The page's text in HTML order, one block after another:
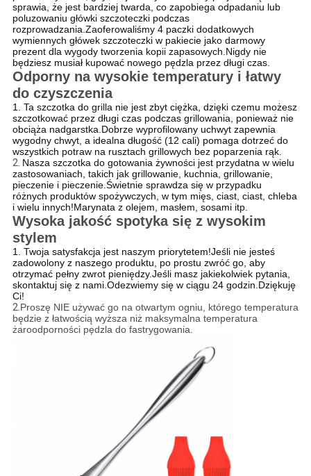
sprawia, że ​​jest bardziej twarda, co zapobiega odpadaniu lub
poluzowaniu główki szczoteczki podczas
rozprowadzania.Zaoferowaliśmy 4 paczki dodatkowych
wymiennych główek szczoteczki w pakiecie jako darmowy
prezent dla wygody tworzenia kopii zapasowych.Nigdy nie
będziesz musiał kupować nowego pędzla przez długi czas.
Odporny na wysokie temperatury i łatwy
do czyszczenia
1. Ta szczotka do grilla nie jest zbyt ciężka, dzięki czemu możesz
szczotkować przez długi czas podczas grillowania, ponieważ nie
obciąża nadgarstka.Dobrze wyprofilowany uchwyt zapewnia
wygodny chwyt, a idealna długość (12 cali) pomaga dotrzeć do
wszystkich potraw na rusztach grillowych bez poparzenia rąk.
2. Nasza szczotka do gotowania żywności jest przydatna w wielu
zastosowaniach, takich jak grillowanie, kuchnia, grillowanie,
pieczenie i pieczenie.Świetnie sprawdza się w przypadku
różnych produktów spożywczych, w tym mięs, ciast, ciast, chleba
i wielu innych!Marynata z olejem, masłem, sosami itp.
Wysoka jakość spotyka się z wysokim
stylem
1. Twoja satysfakcja jest naszym priorytetem!Jeśli nie jesteś
zadowolony z naszego produktu, po prostu zwróć go, aby
otrzymać pełny zwrot pieniędzy.Jeśli masz jakiekolwiek pytania,
skontaktuj się z nami.Odezwiemy się w ciągu 24 godzin.Dziękuję
Ci!
2.Proszę NIE używać go na otwartym ogniu, którego temperatura
będzie z łatwością wyższa niż maksymalna temperatura
żaroodporności pędzla do fastrygowania.